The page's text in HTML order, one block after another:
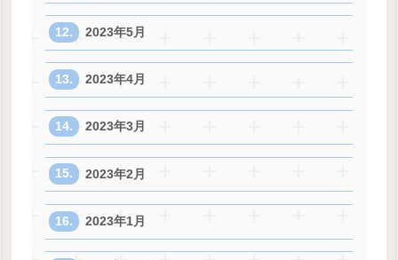
2023年5月
2023年4月
2023年3月
2023年2月
2023年1月